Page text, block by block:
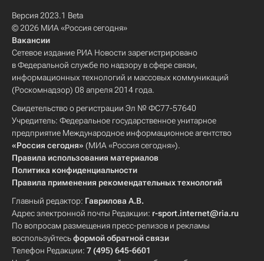
Версия 2023.1 Beta
© 2026 МИА «Россия сегодня»
Вакансии
Сетевое издание РИА Новости зарегистрировано
в Федеральной службе по надзору в сфере связи,
информационных технологий и массовых коммуникаций
(Роскомнадзор) 08 апреля 2014 года.
Свидетельство о регистрации Эл № ФС77-57640
Учредитель: Федеральное государственное унитарное
предприятие Международное информационное агентство
«Россия сегодня» (МИА «Россия сегодня»).
Правила использования материалов
Политика конфиденциальности
Правила применения рекомендательных технологий
Главный редактор: Гаврилова А.В.
Адрес электронной почты Редакции: r-sport.internet@ria.ru
По вопросам размещения пресс-релизов и рекламы
воспользуйтесьформой обратной связи
Телефон Редакции: 7 (495) 645-6601